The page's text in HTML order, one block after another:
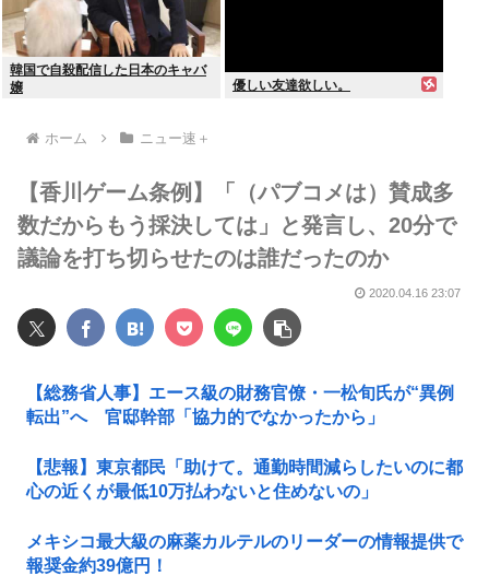
韓国で自殺配信した日本のキャバ
嬢
優しい友達欲しい。
ホーム ニュー速＋
【香川ゲーム条例】「（パブコメは）賛成多
数だからもう採決しては」と発言し、20分で
議論を打ち切らせたのは誰だったのか
2020.04.16 23:07
【総務省人事】エース級の財務官僚・一松旬氏が“異例
転出”へ 官邸幹部「協力的でなかったから」
【悲報】東京都民「助けて。通勤時間減らしたいのに都
心の近くが最低10万払わないと住めないの」
メキシコ最大級の麻薬カルテルのリーダーの情報提供で
報奨金約39億円！